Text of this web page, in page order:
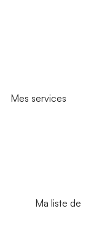
Mes services
Ma liste de